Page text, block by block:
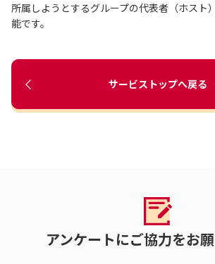
所属しようとするグループの代表者（ホスト
能です。
サービストップへ戻る
アンケートにご協力をお